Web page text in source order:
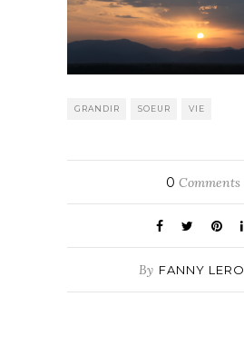
GRANDIR SOEUR VIE
0 Comments
By FANNY